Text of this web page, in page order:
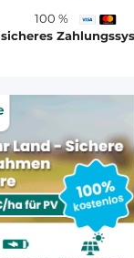
100 %
sicheres